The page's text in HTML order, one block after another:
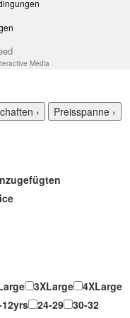
› Preisspanne ›
3XLarge
4XLarge
24-29
30-32